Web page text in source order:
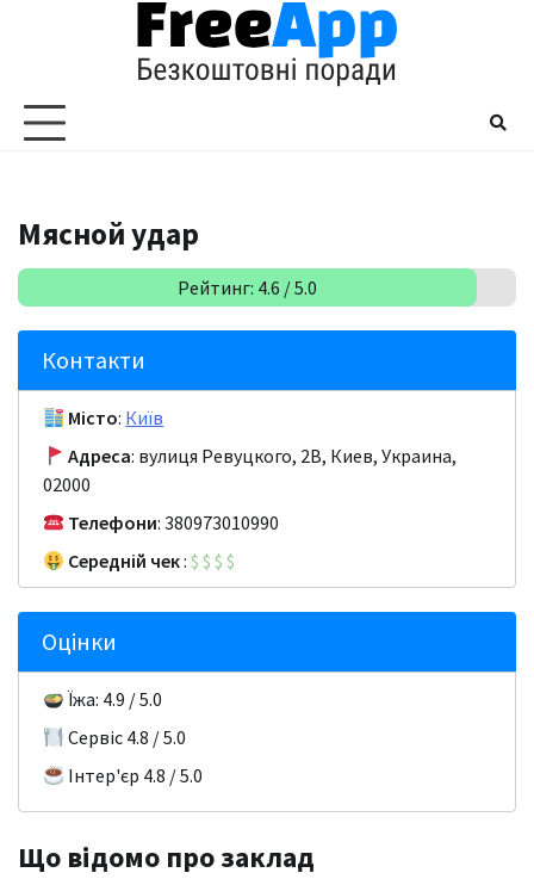
Мясной удар
Рейтинг: 4.6 / 5.0
Контакти
Місто: Київ
Адреса: вулиця Ревуцкого, 2В, Киев, Украина,
02000
Телефони: 380973010990
Середній чек:$ $ $ $
Оцінки
Їжа: 4.9 / 5.0
Сервіс 4.8 / 5.0
Інтер'єр 4.8 / 5.0
Що відомо про заклад